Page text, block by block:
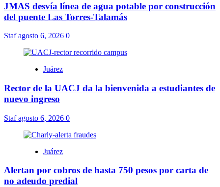
JMAS desvía línea de agua potable por construcción
del puente Las Torres-Talamás
Stafagosto 6, 2026 0
Juárez
Rector de la UACJ da la bienvenida a estudiantes de
nuevo ingreso
Stafagosto 6, 2026 0
Juárez
Alertan por cobros de hasta 750 pesos por carta de
no adeudo predial